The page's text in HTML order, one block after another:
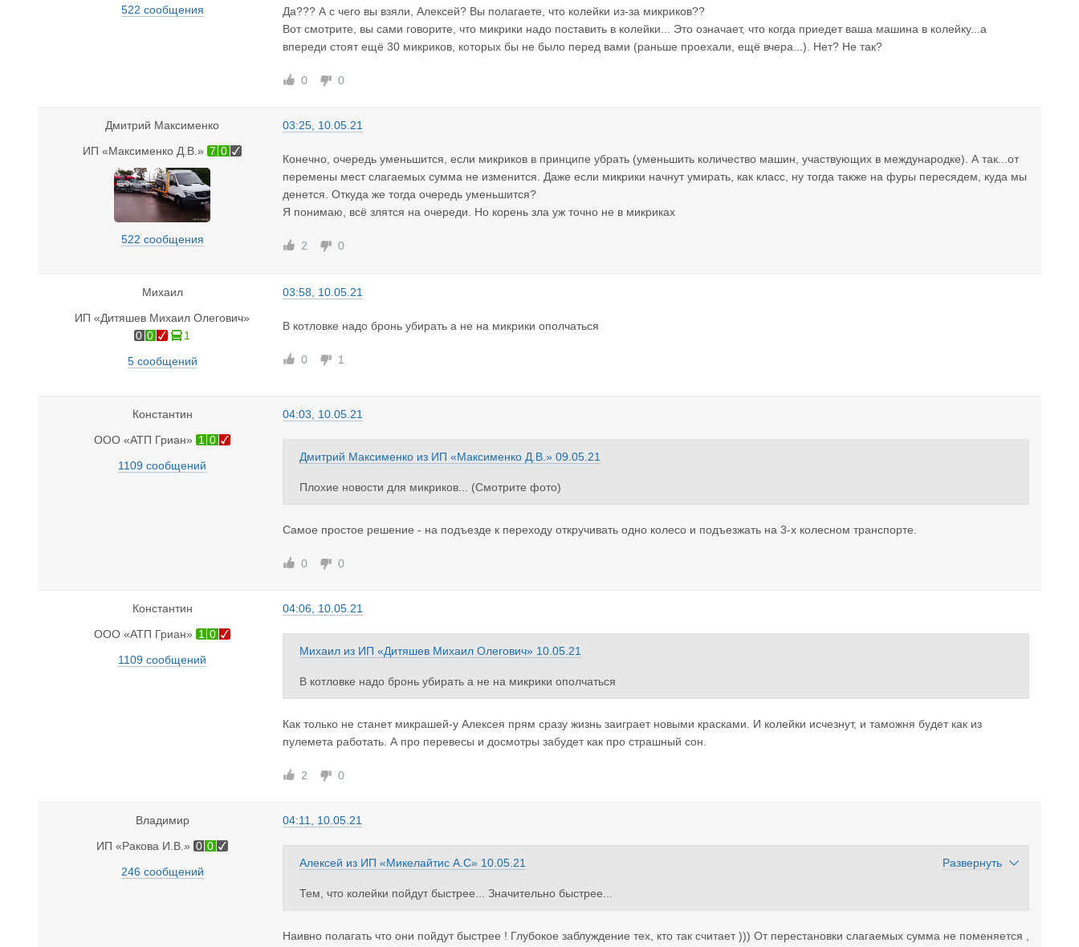
522 сообщения
Да??? А с чего вы взяли, Алексей? Вы полагаете, что колейки из-за микриков??
Вот смотрите, вы сами говорите, что микрики надо поставить в колейки... Это означает, что когда приедет ваша машина в колейку...а
впереди стоят ещё 30 микриков, которых бы не было перед вами (раньше проехали, ещё вчера...). Нет? Не так?
0 0
Дмитрий Максименко
ИП «Максименко Д.В.» 7 0
522 сообщения
03:25, 10.05.21
Конечно, очередь уменьшится, если микриков в принципе убрать (уменьшить количество машин, участвующих в международке). А так...от
перемены мест слагаемых сумма не изменится. Даже если микрики начнут умирать, как класс, ну тогда также на фуры пересядем, куда мы
денется. Откуда же тогда очередь уменьшится?
Я понимаю, всё злятся на очереди. Но корень зла уж точно не в микриках
2 0
Михаил
ИП «Дитяшев Михаил Олегович»
0 0
1
5 сообщений
03:58, 10.05.21
В котловке надо бронь убирать а не на микрики ополчаться
0 1
Константин
ООО «АТП Гриан» 1 0
1109 сообщений
04:03, 10.05.21
Дмитрий Максименко из ИП «Максименко Д.В.» 09.05.21
Плохие новости для микриков... (Смотрите фото)
Самое простое решение - на подъезде к переходу откручивать одно колесо и подъезжать на 3-х колесном транспорте.
0 0
Константин
ООО «АТП Гриан» 1 0
1109 сообщений
04:06, 10.05.21
Михаил из ИП «Дитяшев Михаил Олегович» 10.05.21
В котловке надо бронь убирать а не на микрики ополчаться
Как только не станет микрашей-у Алексея прям сразу жизнь заиграет новыми красками. И колейки исчезнут, и таможня будет как из
пулемета работать. А про перевесы и досмотры забудет как про страшный сон.
2 0
Владимир
ИП «Ракова И.В.» 0 0
246 сообщений
04:11, 10.05.21
Алексей из ИП «Микелайтис А.С» 10.05.21 Развернуть
Тем, что колейки пойдут быстрее... Значительно быстрее...
Наивно полагать что они пойдут быстрее ! Глубокое заблуждение тех, кто так считает ))) От перестановки слагаемых сумма не поменяется ,